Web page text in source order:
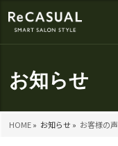
お知らせ
HOME» お知らせ » お客様の声